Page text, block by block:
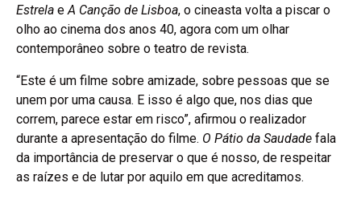
Estrela eA Canção de Lisboa, o cineasta volta a piscar o
olho ao cinema dos anos 40, agora com um olhar
contemporâneo sobre o teatro de revista.
“Este é um filme sobre amizade, sobre pessoas que se
unem por uma causa. E isso é algo que, nos dias que
correm, parece estar em risco”, afirmou o realizador
durante a apresentação do filme. O Pátio da Saudade fala
da importância de preservar o que é nosso, de respeitar
as raízes e de lutar por aquilo em que acreditamos.